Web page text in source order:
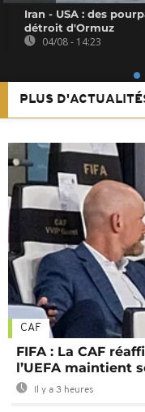
Iran - USA : des
détroit d'Ormuz
04/08 - 14:23
PLUS
CAF
FIFA : La CAF
l’UEFA maintient
Il y a 3 heures